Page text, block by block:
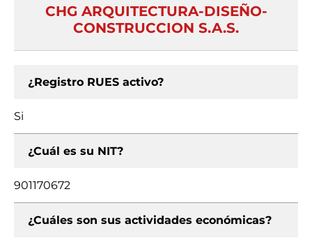
CHG ARQUITECTURA-DISEÑO-
CONSTRUCCION S.A.S.
¿Registro RUES activo?
Si
¿Cuál es su NIT?
901170672
¿Cuáles son sus actividades económicas?